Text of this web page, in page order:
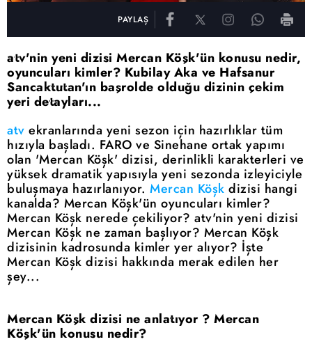
PAYLAŞ
atv'nin yeni dizisi Mercan Köşk'ün konusu nedir,
oyuncuları kimler? Kubilay Aka ve Hafsanur
Sancaktutan'ın başrolde olduğu dizinin çekim
yeri detayları...
atv ekranlarında yeni sezon için hazırlıklar tüm
hızıyla başladı. FARO ve Sinehane ortak yapımı
olan 'Mercan Köşk' dizisi, derinlikli karakterleri ve
yüksek dramatik yapısıyla yeni sezonda izleyiciyle
buluşmaya hazırlanıyor. Mercan Köşk dizisi hangi
kanalda? Mercan Köşk'ün oyuncuları kimler?
Mercan Köşk nerede çekiliyor? atv'nin yeni dizisi
Mercan Köşk ne zaman başlıyor? Mercan Köşk
dizisinin kadrosunda kimler yer alıyor? İşte
Mercan Köşk dizisi hakkında merak edilen her
şey...
Mercan Köşk dizisi ne anlatıyor ? Mercan
Köşk'ün konusu nedir?